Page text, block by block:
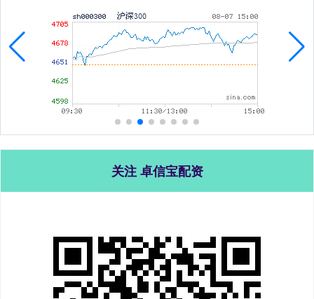
关注 卓信宝配资